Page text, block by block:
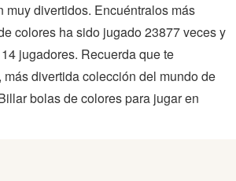
muy divertidos. Encuéntralos más
colores ha sido jugado 23877 veces y
jugadores. Recuerda que te
más divertida colección del mundo de
bolas de colores para jugar en